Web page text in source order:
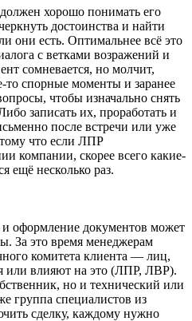
хорошо понимать его
достоинства и найти
они есть. Оптимальнее всё это
с ветками возражений и
сомневается, но молчит,
то спорные моменты и заранее
чтобы изначально снять
записать их, проработать и
после встречи или уже
что если ЛПР
компании, скорее всего какие-
ещё несколько раз.
оформление документов может
За это время менеджерам
комитета клиента — лиц,
или влияют на это (ЛПР, ЛВР).
но и технический или
группа специалистов из
сделку, каждому нужно